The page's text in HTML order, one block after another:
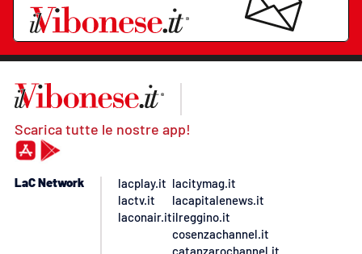
Scarica tutte le nostre app!
LaC Network
lacplay.it
lactv.it
laconair.it
lacitymag.it
lacapitalenews.it
ilreggino.it
cosenzachannel.it
catanzarochannel.it